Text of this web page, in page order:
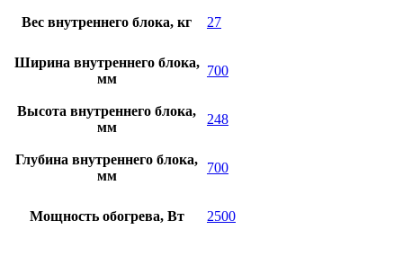
Вес внутреннего блока, кг 27
Ширина внутреннего блока,
мм
700
Высота внутреннего блока,
мм
248
Глубина внутреннего блока,
мм
700
Мощность обогрева, Вт 2500